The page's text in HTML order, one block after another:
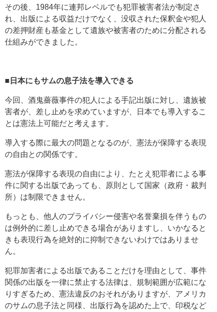
その後、1984年に連邦レベルでも犯罪被害者法が制定さ
れ、出版による収益だけでなく、没収された保釈金や犯人
の差押財産も基金として遺族や被害者のために分配される
仕組みができました。
■日本にもサムの息子法を導入できる
今回、酒鬼薔薇事件の犯人による手記出版に対し、遺族被
害者が、差し止めを求めていますが、日本でも導入するこ
とは憲法上可能だと考えます。
導入する際に最大の問題となるのが、憲法が保障する表現
の自由との関係です。
憲法が保障する表現の自由により、たとえ犯罪者による事
件に関する出版であっても、原則として国家（政府・裁判
所）は制限できません。
もっとも、他人のプライバシー侵害や名誉棄損を伴うもの
は例外的に差し止めできる場合がありますし、いかなると
きも表現行為を絶対的に抑制できないわけではありませ
ん。
犯罪加害者による出版であることだけを理由として、事件
関係の出版を一律に禁止する法律は、規制範囲が広範にな
りすぎるため、憲法違反のおそれがありますが、アメリカ
のサムの息子法と同様、出版行為を認めた上で、印税など